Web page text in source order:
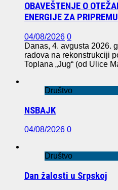
OBAVEŠTENJE O
ENERGIJE ZA
04/08/2026 0
Danas, 4. avgusta 2026.
radova na rekonstrukciji
Toplana „Jug“ (od Ulice
Društvo
NSBAJK
04/08/2026 0
Društvo
Dan žalosti u Srpskoj